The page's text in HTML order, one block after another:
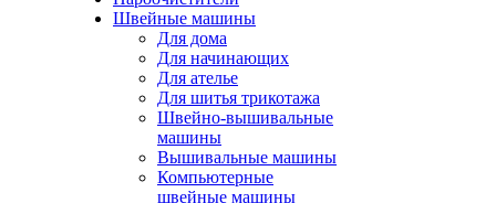
Швейные машины
Для дома
Для начинающих
Для ателье
Для шитья трикотажа
Швейно-вышивальные
машины
Вышивальные машины
Компьютерные
швейные машины